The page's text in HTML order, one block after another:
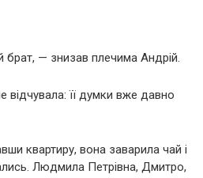
— знизав плечима Андрій.
відчувала: її думки вже давно
квартиру, вона заварила чай і
Людмила Петрівна, Дмитро,